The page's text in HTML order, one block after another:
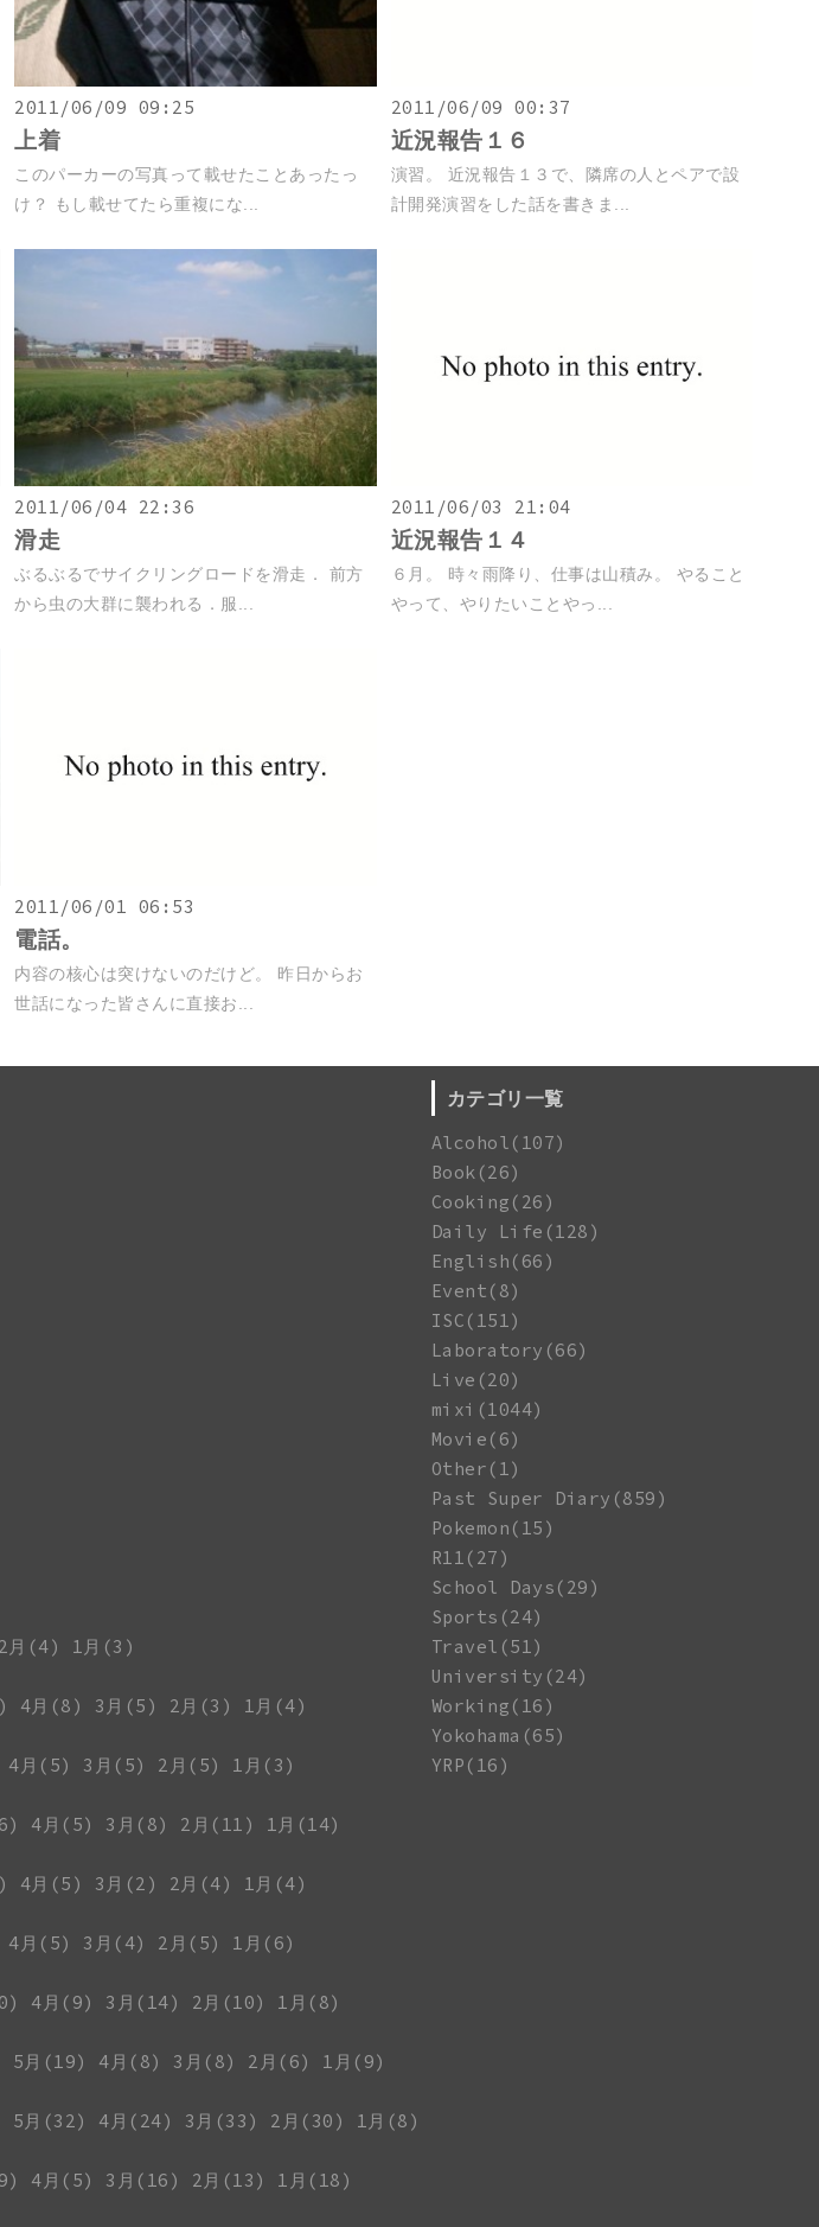
2011/06/09 09:25
上着
このパーカーの写真って載せたことあったっ
け？ もし載せてたら重複にな...
2011/06/09 00:37
近況報告１６
演習。 近況報告１３で、隣席の人とペアで設
計開発演習をした話を書きま...
2011/06/04 22:36
滑走
ぶるぶるでサイクリングロードを滑走． 前方
から虫の大群に襲われる．服...
2011/06/03 21:04
近況報告１４
６月。 時々雨降り、仕事は山積み。 やること
やって、やりたいことやっ...
2011/06/01 06:53
電話。
内容の核心は突けないのだけど。 昨日からお
世話になった皆さんに直接お...
2月(4)
1月(3)
4月(8) 3月(5) 2月(3)
1月(4)
4月(5) 3月(5) 2月(5)
1月(3)
4月(5) 3月(8) 2月(11)
1月(14)
4月(5) 3月(2) 2月(4)
1月(4)
4月(5) 3月(4) 2月(5)
1月(6)
4月(9) 3月(14) 2月(10)
1月(8)
5月(19) 4月(8) 3月(8) 2月(6)
1月(9)
5月(32) 4月(24) 3月(33) 2月(30)
1月(8)
4月(5) 3月(16) 2月(13)
1月(18)
カテゴリ一覧
Alcohol(107)
Book(26)
Cooking(26)
Daily Life(128)
English(66)
Event(8)
ISC(151)
Laboratory(66)
Live(20)
mixi(1044)
Movie(6)
Other(1)
Past Super Diary(859)
Pokemon(15)
R11(27)
School Days(29)
Sports(24)
Travel(51)
University(24)
Working(16)
Yokohama(65)
YRP(16)